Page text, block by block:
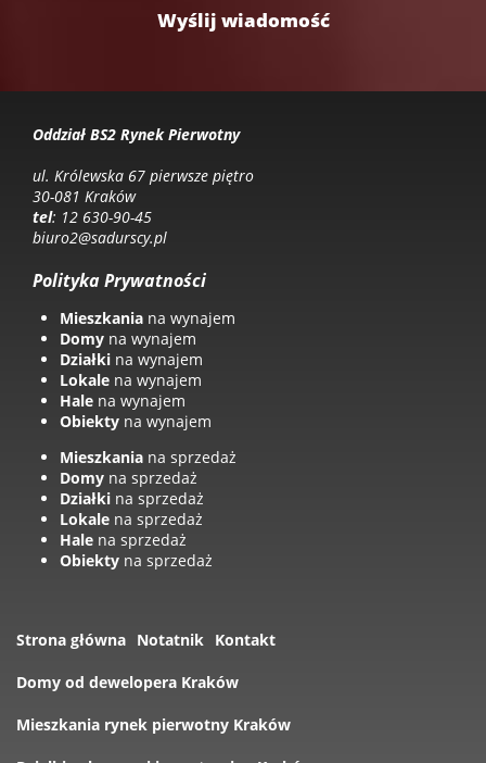
Oddział BS2 Rynek Pierwotny
ul. Królewska 67 pierwsze piętro
30-081 Kraków
tel: 12 630-90-45
biuro2@sadurscy.pl
Polityka Prywatności
Mieszkania na wynajem
Domy na wynajem
Działki na wynajem
Lokale na wynajem
Hale na wynajem
Obiekty na wynajem
Mieszkania na sprzedaż
Domy na sprzedaż
Działki na sprzedaż
Lokale na sprzedaż
Hale na sprzedaż
Obiekty na sprzedaż
Strona główna Notatnik Kontakt
Domy od dewelopera Kraków
Mieszkania rynek pierwotny Kraków